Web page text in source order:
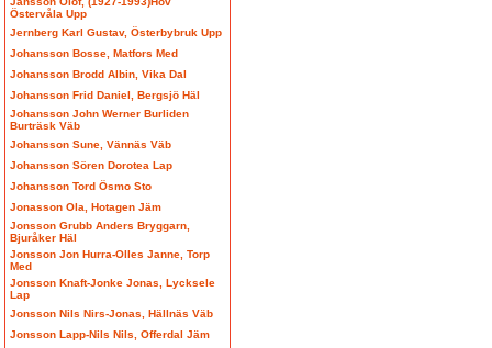
Östervåla Upp
Jernberg Karl Gustav, Österbybruk Upp
Johansson Bosse, Matfors Med
Johansson Brodd Albin, Vika Dal
Johansson Frid Daniel, Bergsjö Häl
Johansson John Werner Burliden
Burträsk Väb
Johansson Sune, Vännäs Väb
Johansson Sören Dorotea Lap
Johansson Tord Ösmo Sto
Jonasson Ola, Hotagen Jäm
Jonsson Grubb Anders Bryggarn,
Bjuråker Häl
Jonsson Jon Hurra-Olles Janne, Torp
Med
Jonsson Knaft-Jonke Jonas, Lycksele
Lap
Jonsson Nils Nirs-Jonas, Hällnäs Väb
Jonsson Lapp-Nils Nils, Offerdal Jäm